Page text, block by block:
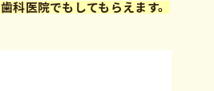
科医院でもしてもらえます。